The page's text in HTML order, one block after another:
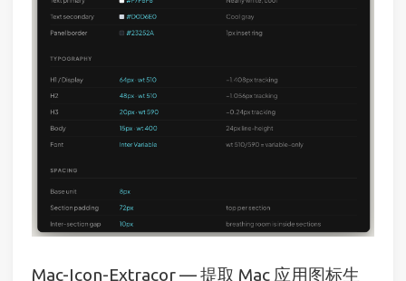
Mac-Icon-Extracor — 提取 Mac 应用图标生